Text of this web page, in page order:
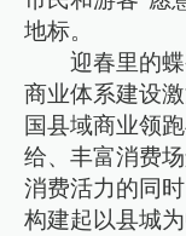
地标。
迎春里的
商业体系建设
国县域商业领
给、丰富消费
消费活力的同
构建起以县城